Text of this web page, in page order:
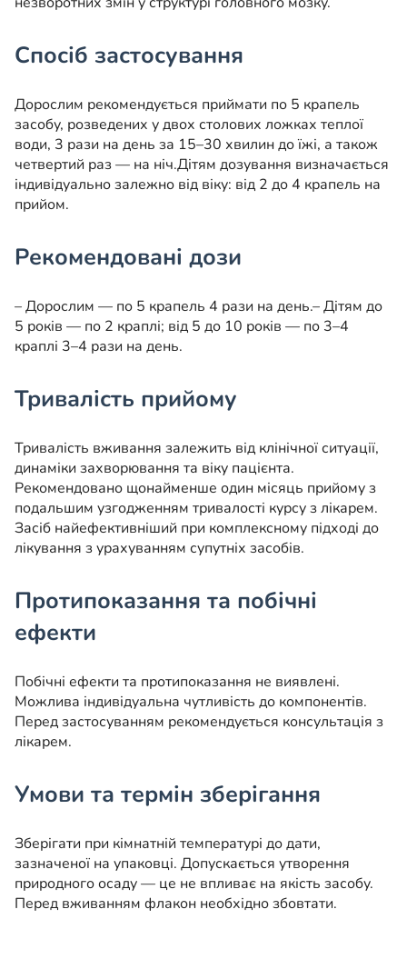
Спосіб застосування
Дорослим рекомендується приймати по 5 крапель
засобу, розведених у двох столових ложках теплої
води, 3 рази на день за 15–30 хвилин до їжі, а також
четвертий раз — на ніч.Дітям дозування визначається
індивідуально залежно від віку: від 2 до 4 крапель на
прийом.
Рекомендовані дози
– Дорослим — по 5 крапель 4 рази на день.– Дітям до
5 років — по 2 краплі; від 5 до 10 років — по 3–4
краплі 3–4 рази на день.
Тривалість прийому
Тривалість вживання залежить від клінічної ситуації,
динаміки захворювання та віку пацієнта.
Рекомендовано щонайменше один місяць прийому з
подальшим узгодженням тривалості курсу з лікарем.
Засіб найефективніший при комплексному підході до
лікування з урахуванням супутніх засобів.
Протипоказання та побічні
ефекти
Побічні ефекти та протипоказання не виявлені.
Можлива індивідуальна чутливість до компонентів.
Перед застосуванням рекомендується консультація з
лікарем.
Умови та термін зберігання
Зберігати при кімнатній температурі до дати,
зазначеної на упаковці. Допускається утворення
природного осаду — це не впливає на якість засобу.
Перед вживанням флакон необхідно збовтати.